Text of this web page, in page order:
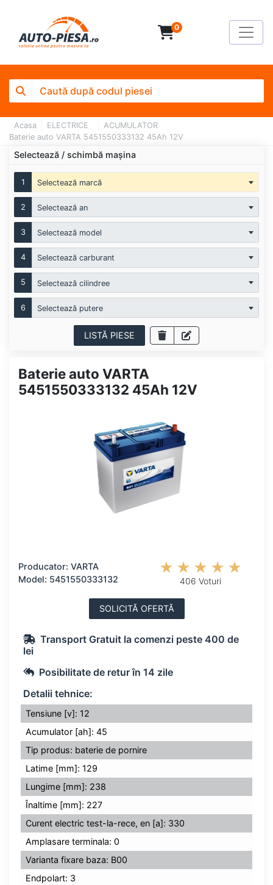
0
Acasa ELECTRICE
ACUMULATOR
Baterie auto VARTA 5451550333132 45Ah 12V
Selectează / schimbă mașina
1 Selectează marcă
2 Selectează an
3 Selectează model
4 Selectează carburant
5 Selectează cilindree
6 Selectează putere
LISTĂ PIESE
Baterie auto VARTA
5451550333132 45Ah 12V
Producator: VARTA
Model: 5451550333132
406 Voturi
SOLICITĂ OFERTĂ
Transport Gratuit la comenzi peste 400 de
lei
Posibilitate de retur în 14 zile
Detalii tehnice:
Tensiune [v]: 12
Acumulator [ah]: 45
Tip produs: baterie de pornire
Latime [mm]: 129
Lungime [mm]: 238
Înaltime [mm]: 227
Curent electric test-la-rece, en [a]: 330
Amplasare terminala: 0
Varianta fixare baza: B00
Endpolart: 3